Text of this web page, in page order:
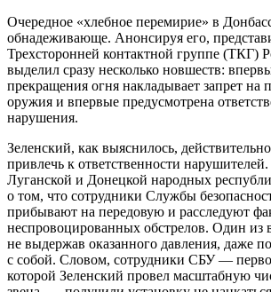
Очередное «хлебное перемирие» в
обнадеживающе. Анонсируя его,
Трехсторонней контактной группе (ТКГ)
выделил сразу несколько новшеств:
прекращения огня накладывает запрет на
оружия и впервые предусмотрена
нарушения.
Зеленский, как выяснилось,
привлечь к ответственности нарушителей.
Луганской и Донецкой народных
о том, что сотрудники Службы
прибывают на передовую и расследуют
неспровоцированных обстрелов. Один из
не выдержав оказанного давления, даже
с собой. Словом, сотрудники СБУ —
которой Зеленский провел масштабную